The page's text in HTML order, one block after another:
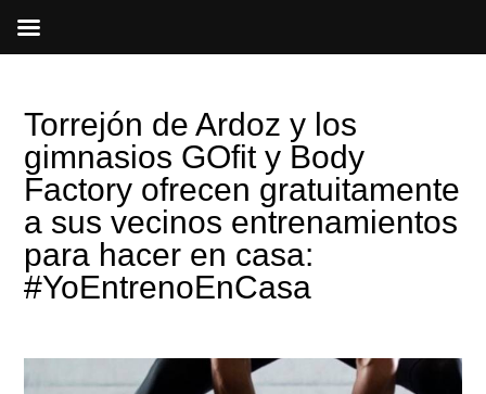
Torrejón de Ardoz y los
gimnasios GOfit y Body
Factory ofrecen gratuitamente
a sus vecinos entrenamientos
para hacer en casa:
#YoEntrenoEnCasa